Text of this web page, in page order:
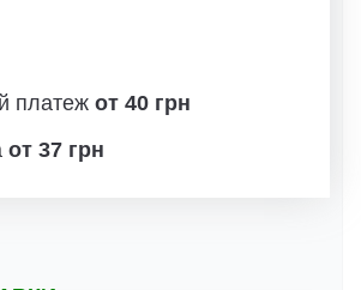
платеж от 40 грн
от 37 грн